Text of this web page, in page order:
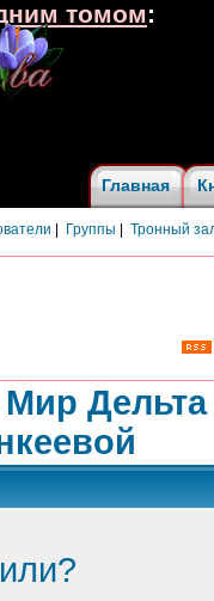
Главная
Группы Тронный
томом: